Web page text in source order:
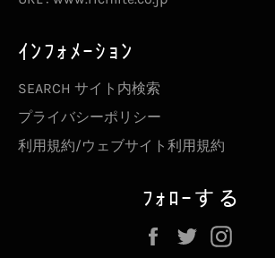
ｲﾝﾌｫﾒｰｼｮﾝ
SEARCH サイト内検索
プライバシーポリシー
利用規約/ウェブサイト利用規約
ﾌｫﾛｰする
Facebook
Twitter